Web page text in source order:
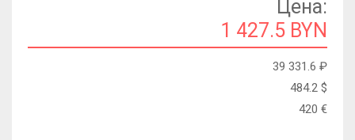
Цена:
1 427.5 BYN
39 331.6 ₽
484.2 $
420 €